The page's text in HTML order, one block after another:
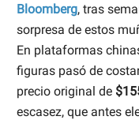
Bloomberg, tras
sorpresa de estos
En plataformas
figuras pasó de
precio original de
escasez, que antes